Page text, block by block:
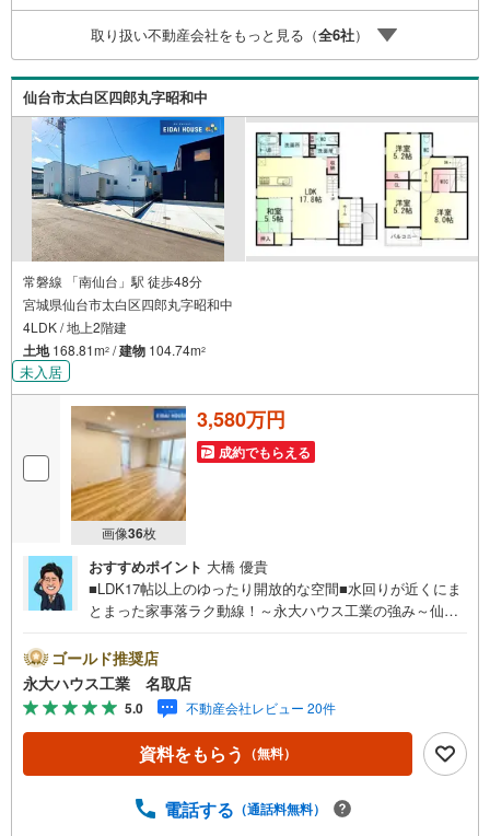
住宅ローン各種税金についても、誠心誠意ご説明させて頂
きます。各店舗ではキッズスペースも完備！お子様連れの
ご家族様で是非お越しください。営業時間:10:00～18:00
（定休日火・水曜日※店舗により変動あり）現地のご案内も
可能ですので、どうぞお気軽にお問い合わせください！
取り扱い不動産会社をもっと見る（全6社）
仙台市太白区四郎丸字昭和中
常磐線 「南仙台」駅 徒歩48分
宮城県仙台市太白区四郎丸字昭和中
4LDK / 地上2階建
土地168.81m2 /建物 104.74m2
未入居
画像36枚
3,580万円
成約でもらえる
おすすめポイント 大橋 優貴
■LDK17帖以上のゆったり開放的な空間■水回りが近くにま
とまった家事落ラク動線！～永大ハウス工業の強み～仙台
の強みを大きく2つに分けてご紹介！1.＜豊富な不動産知識
＞戸建・マンション・土地…と種別を問わず不動産を取り
扱っております。さらに教育施設や商業施設、子育て環境
や行政などの地域情報を総合し、お客様により良い物件選
びをしていただけるよう、しっかりとサポートさせていた
だきます。2.＜経験豊富なスタッフ＞当社では【購入】
様々なご相談はもちろん、ご購入時に気になる住宅ローン
ゴールド推奨店
永大ハウス工業 名取店
5.0 不動産会社レビュー 20件
資料をもらう （無料）
電話する （通話料無料）